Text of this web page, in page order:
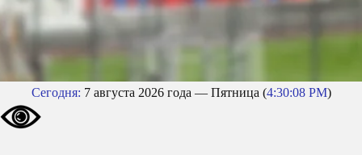
Сегодня: 7 августа 2026 года — Пятница (4:30:08 PM)